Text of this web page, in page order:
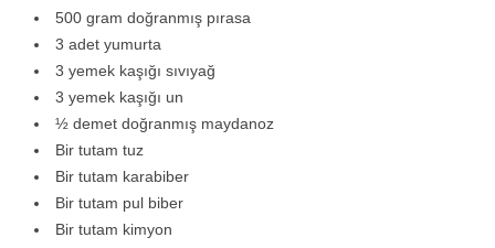
500 gram doğranmış pırasa
3 adet yumurta
3 yemek kaşığı sıvıyağ
3 yemek kaşığı un
½ demet doğranmış maydanoz
Bir tutam tuz
Bir tutam karabiber
Bir tutam pul biber
Bir tutam kimyon